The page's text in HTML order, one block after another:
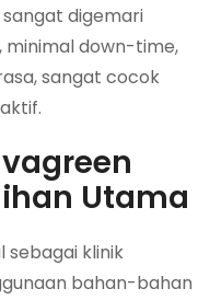
digemari
minimal down-time,
sangat cocok
Utama
sebagai klinik
bahan-bahan